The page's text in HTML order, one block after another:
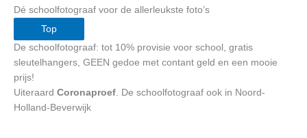
Dé schoolfotograaf voor de allerleukste foto’s
Top
De schoolfotograaf: tot 10% provisie voor school, gratis
sleutelhangers, GEEN gedoe met contant geld en een mooie
prijs!
Uiteraard Coronaproef . De schoolfotograaf ook in Noord-
Holland-Beverwijk